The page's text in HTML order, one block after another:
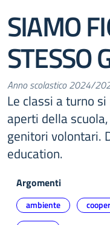
SIAMO
STESSO
Anno scolastico 2024/
Le classi a turno
aperti della
genitori volontari.
education.
Argomenti
ambiente